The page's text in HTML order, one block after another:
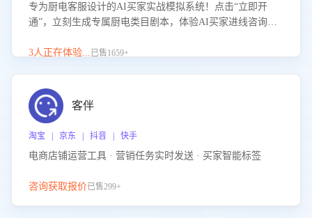
专为厨电客服设计的AI买家实战模拟系统！点击“立即开
通”，立刻生成专属厨电类目剧本，体验AI买家进线咨询真
实场景应对技巧！
3人正在体验...已售1659+
客伴
淘宝 | 京东 | 抖音 | 快手
电商店铺运营工具 · 营销任务实时发送 · 买家智能标签
咨询获取报价已售299+